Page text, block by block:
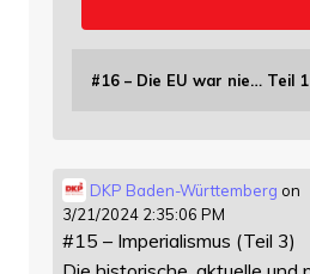
#16 – Die EU war nie… Teil 1
DKP Baden-Württemberg on
3/21/2024 2:35:06 PM
#15 – Imperialismus (Teil 3)